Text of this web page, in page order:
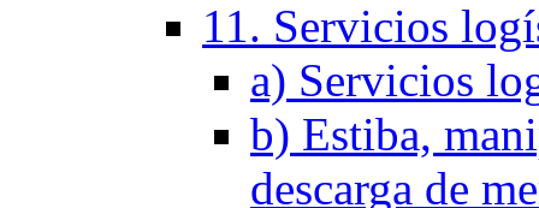
11. Servicios
a) Servicios
b) Estiba,
descarga de